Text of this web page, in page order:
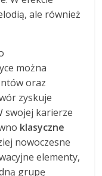
ale również
można
oraz
zyskuje
swojej karierze
klasyczne
nowoczesne
elementy,
grupę